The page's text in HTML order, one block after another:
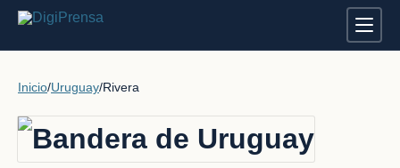
Inicio/Uruguay/Rivera